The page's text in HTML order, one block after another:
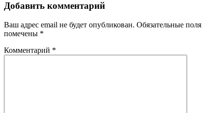
Добавить комментарий
Ваш адрес email не будет опубликован. Обязательные поля
помечены *
Комментарий *